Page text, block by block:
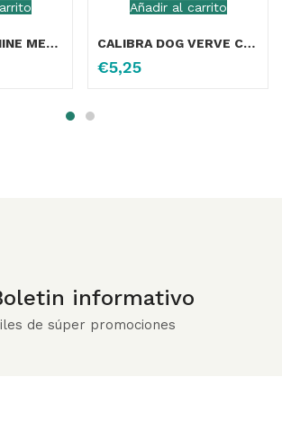
DENTALIFE CANINE MEDIUM 9X70GR
Añadir al carrito
CALIBRA DOG VERVE CRUNCHY SNACK SALMON FRESCO 150G
€5,25
informativo
de súper promociones